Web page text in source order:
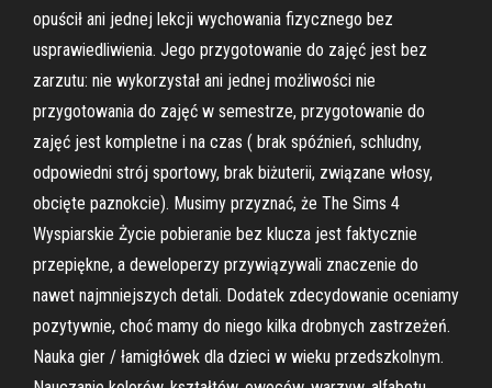
opuścił ani jednej lekcji wychowania fizycznego bez
usprawiedliwienia. Jego przygotowanie do zajęć jest bez
zarzutu: nie wykorzystał ani jednej możliwości nie
przygotowania do zajęć w semestrze, przygotowanie do
zajęć jest kompletne i na czas ( brak spóźnień, schludny,
odpowiedni strój sportowy, brak biżuterii, związane włosy,
obcięte paznokcie). Musimy przyznać, że The Sims 4
Wyspiarskie Życie pobieranie bez klucza jest faktycznie
przepiękne, a deweloperzy przywiązywali znaczenie do
nawet najmniejszych detali. Dodatek zdecydowanie oceniamy
pozytywnie, choć mamy do niego kilka drobnych zastrzeżeń.
Nauka gier / łamigłówek dla dzieci w wieku przedszkolnym.